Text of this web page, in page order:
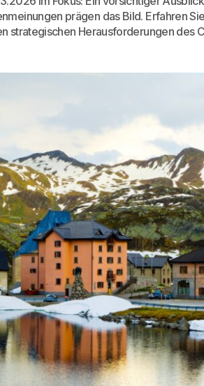
prägen das Bild. Erfahren
strategischen Herausforderungen des